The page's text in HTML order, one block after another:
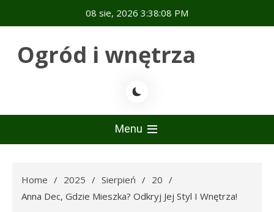
to
08 sie, 2026 3:38:09 PM
Ogród i wnętrza
Menu
Home 2025 Sierpień
20
Anna Dec, Gdzie Mieszka? Odkryj Jej Styl I Wnętrza!